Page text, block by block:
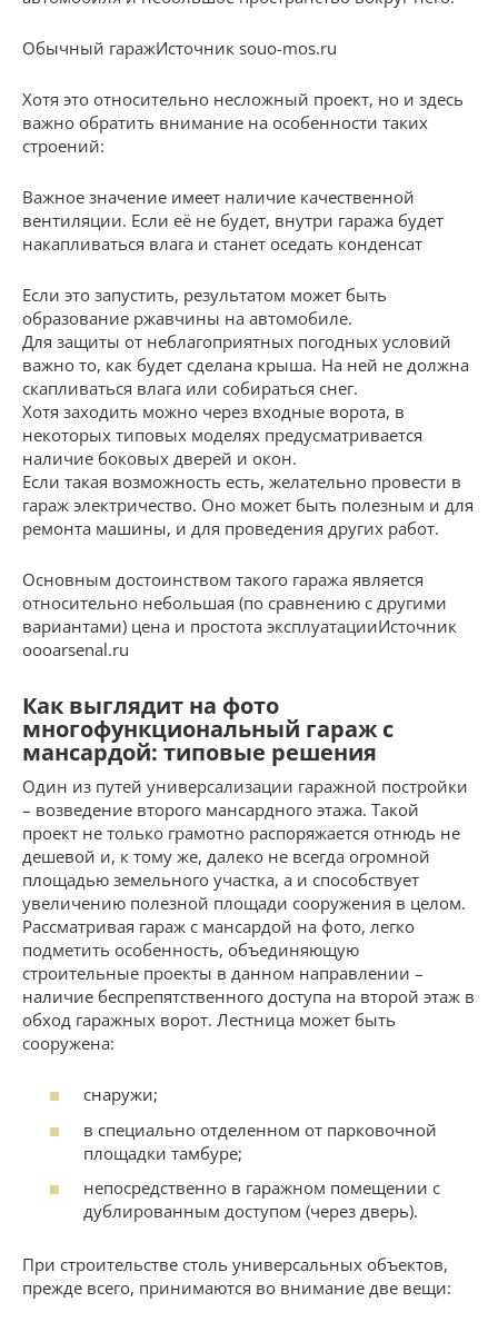
Обычный гаражИсточник souo-mos.ru
Хотя это относительно несложный проект, но и здесь
важно обратить внимание на особенности таких
строений:
Важное значение имеет наличие качественной
вентиляции. Если её не будет, внутри гаража будет
накапливаться влага и станет оседать конденсат
Если это запустить, результатом может быть
образование ржавчины на автомобиле.
Для защиты от неблагоприятных погодных условий
важно то, как будет сделана крыша. На ней не должна
скапливаться влага или собираться снег.
Хотя заходить можно через входные ворота, в
некоторых типовых моделях предусматривается
наличие боковых дверей и окон.
Если такая возможность есть, желательно провести в
гараж электричество. Оно может быть полезным и для
ремонта машины, и для проведения других работ.
Основным достоинством такого гаража является
относительно небольшая (по сравнению с другими
вариантами) цена и простота эксплуатацииИсточник
oooarsenal.ru
Как выглядит на фото
многофункциональный гараж с
мансардой: типовые решения
Один из путей универсализации гаражной постройки
– возведение второго мансардного этажа. Такой
проект не только грамотно распоряжается отнюдь не
дешевой и, к тому же, далеко не всегда огромной
площадью земельного участка, а и способствует
увеличению полезной площади сооружения в целом.
Рассматривая гараж с мансардой на фото, легко
подметить особенность, объединяющую
строительные проекты в данном направлении –
наличие беспрепятственного доступа на второй этаж в
обход гаражных ворот. Лестница может быть
сооружена:
снаружи;
в специально отделенном от парковочной
площадки тамбуре;
непосредственно в гаражном помещении с
дублированным доступом (через дверь).
При строительстве столь универсальных объектов,
прежде всего, принимаются во внимание две вещи: